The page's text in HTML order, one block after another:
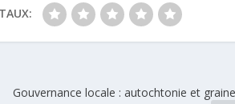
TAUX:
Gouvernance locale : autochtonie et